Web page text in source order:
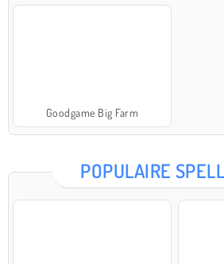
Goodgame Big Farm
POPULAIRE